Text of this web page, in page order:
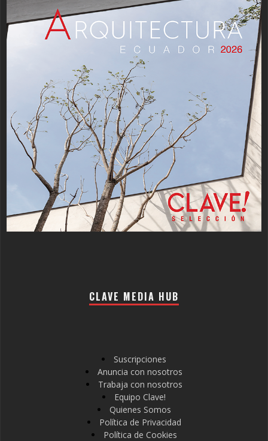
CLAVE MEDIA HUB
Suscripciones
Anuncia con nosotros
Trabaja con nosotros
Equipo Clave!
Quienes Somos
Política de Privacidad
Política de Cookies